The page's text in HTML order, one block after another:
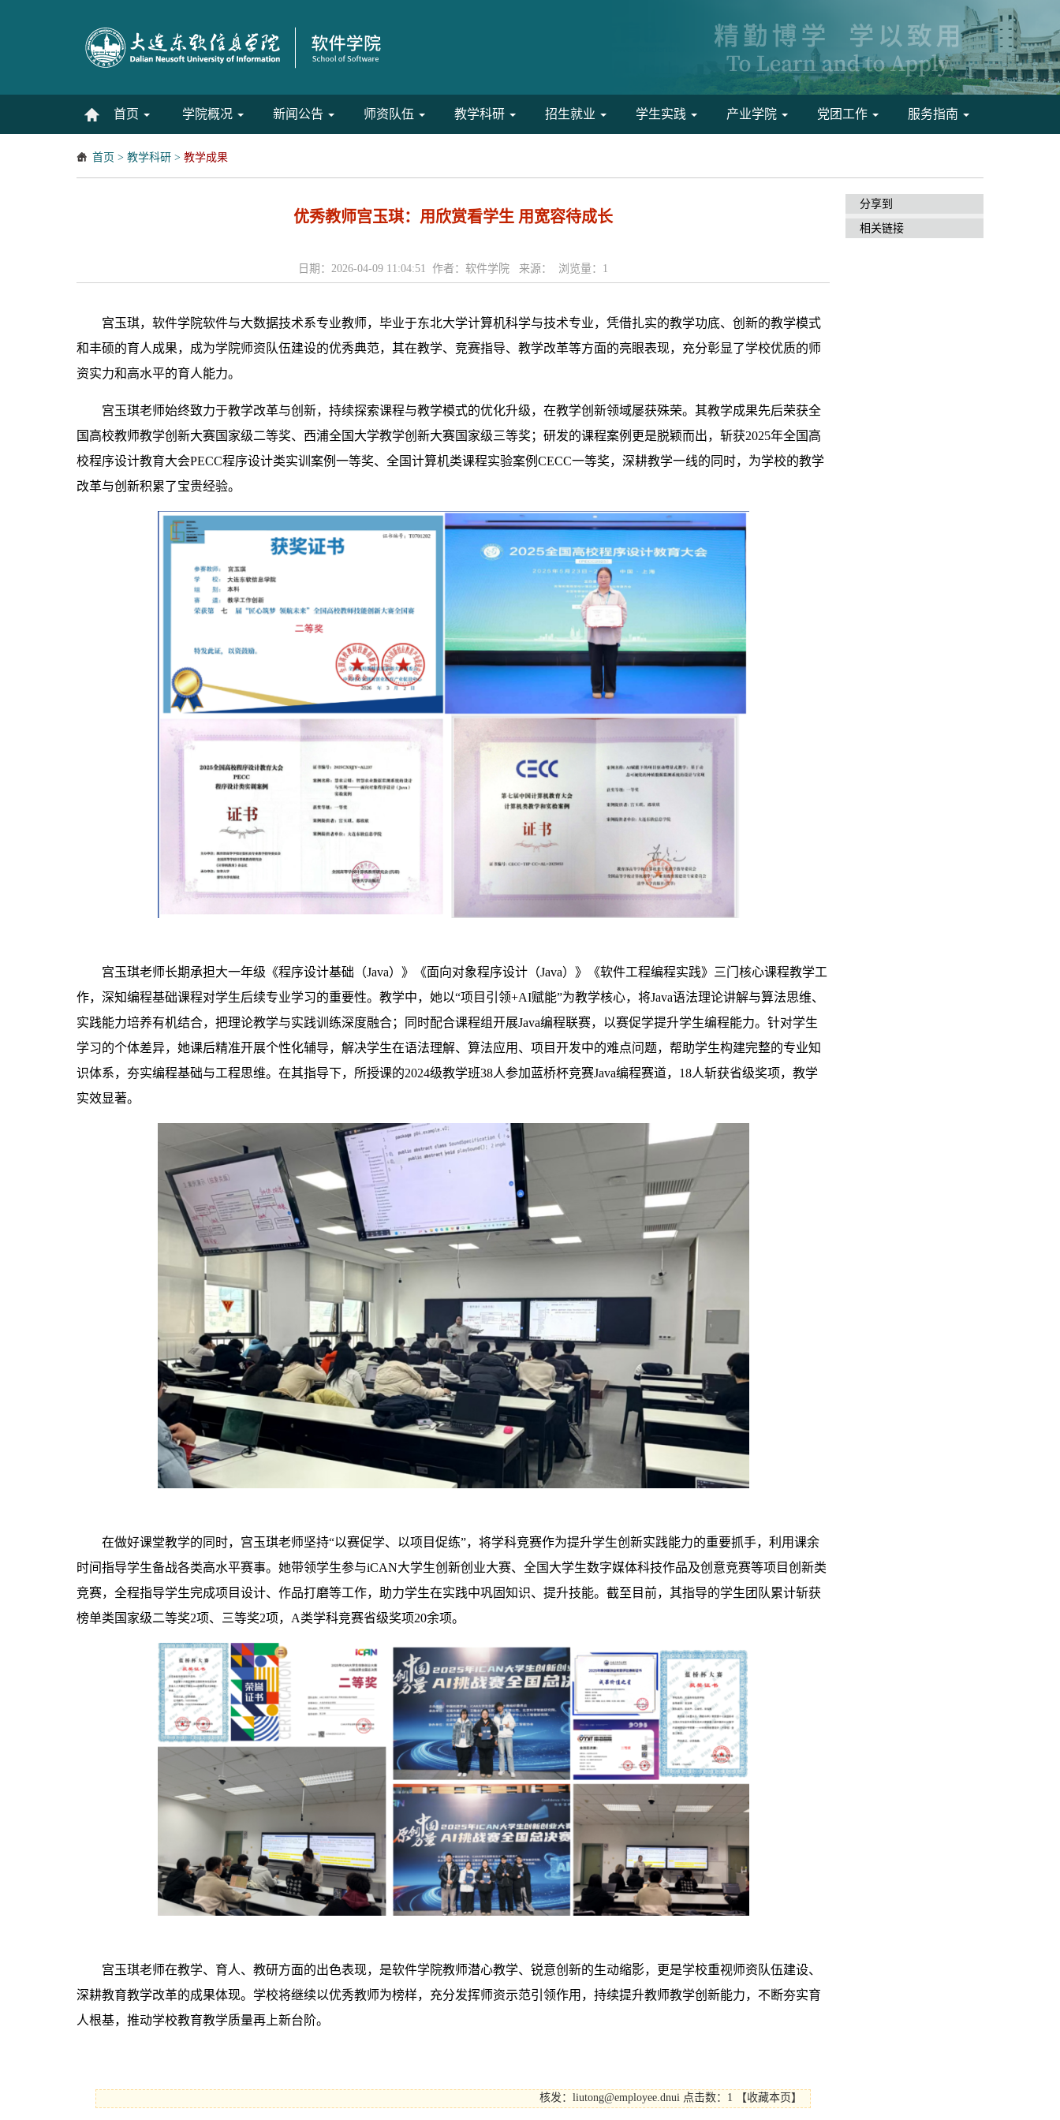
首页 学院概况 新闻公告 师资队伍 教学科研 招生就业 学生实践 产业学院 党团工作 服务指南
首页 > 教学科研 > 教学成果
优秀教师宫玉琪：用欣赏看学生 用宽容待成长
日期：2026-04-09 11:04:51 作者：软件学院 来源： 浏览量： 1
宫玉琪，软件学院软件与大数据技术系专业教师，毕业于东北大学计算机科学与技术专业，凭借扎实的教学功底、创新的教学模式
和丰硕的育人成果，成为学院师资队伍建设的优秀典范，其在教学、竞赛指导、教学改革等方面的亮眼表现，充分彰显了学校优质的师
资实力和高水平的育人能力。
宫玉琪老师始终致力于教学改革与创新，持续探索课程与教学模式的优化升级，在教学创新领域屡获殊荣。其教学成果先后荣获全
国高校教师教学创新大赛国家级二等奖、西浦全国大学教学创新大赛国家级三等奖；研发的课程案例更是脱颖而出，斩获2025年全国高
校程序设计教育大会PECC程序设计类实训案例一等奖、全国计算机类课程实验案例CECC一等奖，深耕教学一线的同时，为学校的教学
改革与创新积累了宝贵经验。
宫玉琪老师长期承担大一年级《程序设计基础（Java）》《面向对象程序设计（Java）》《软件工程编程实践》三门核心课程教学工
作，深知编程基础课程对学生后续专业学习的重要性。教学中，她以“项目引领+AI赋能”为教学核心，将Java语法理论讲解与算法思维、
实践能力培养有机结合，把理论教学与实践训练深度融合；同时配合课程组开展Java编程联赛，以赛促学提升学生编程能力。针对学生
学习的个体差异，她课后精准开展个性化辅导，解决学生在语法理解、算法应用、项目开发中的难点问题，帮助学生构建完整的专业知
识体系，夯实编程基础与工程思维。在其指导下，所授课的2024级教学班38人参加蓝桥杯竞赛Java编程赛道，18人斩获省级奖项，教学
实效显著。
在做好课堂教学的同时，宫玉琪老师坚持“以赛促学、以项目促练”，将学科竞赛作为提升学生创新实践能力的重要抓手，利用课余
时间指导学生备战各类高水平赛事。她带领学生参与iCAN大学生创新创业大赛、全国大学生数字媒体科技作品及创意竞赛等项目创新类
竞赛，全程指导学生完成项目设计、作品打磨等工作，助力学生在实践中巩固知识、提升技能。截至目前，其指导的学生团队累计斩获
榜单类国家级二等奖2项、三等奖2项，A类学科竞赛省级奖项20余项。
宫玉琪老师在教学、育人、教研方面的出色表现，是软件学院教师潜心教学、锐意创新的生动缩影，更是学校重视师资队伍建设、
深耕教育教学改革的成果体现。学校将继续以优秀教师为榜样，充分发挥师资示范引领作用，持续提升教师教学创新能力，不断夯实育
人根基，推动学校教育教学质量再上新台阶。
核发：liutong@employee.dnui 点击数：1 【收藏本页 】
分享到
相关链接